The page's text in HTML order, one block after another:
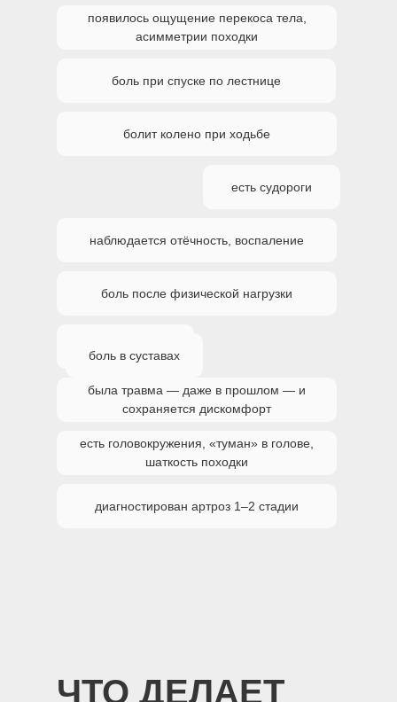
боль при спуске по лестнице
болит колено при ходьбе
есть головокружения, «туман» в голове,
шаткость походки
была травма — даже в прошлом — и
сохраняется дискомфорт
диагностирован артроз 1–2 стадии
боль после физической нагрузки
наблюдается отёчность, воспаление
боль в суставах
появилось ощущение перекоса тела,
асимметрии походки
есть судороги
ЧТО ДЕЛАЕТ